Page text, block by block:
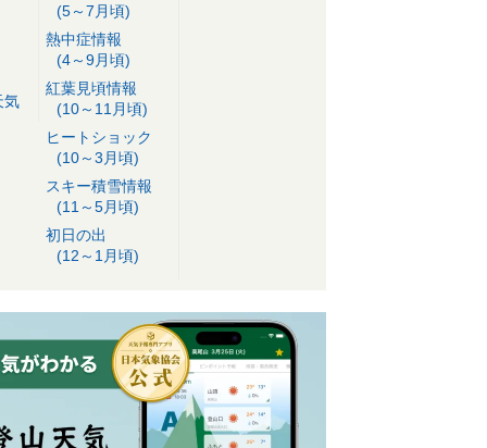
気
(5～7月頃)
熱中症情報
(4～9月頃)
紅葉見頃情報
(10～11月頃)
ヒートショック
(10～3月頃)
スキー積雪情報
(11～5月頃)
初日の出
(12～1月頃)